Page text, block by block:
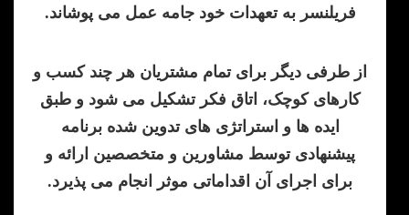
فریلنسر به تعهدات خود جامه عمل می پوشاند.
از طرفی دیگر برای تمام مشتریان هر چند کسب و
کارهای کوچک، اتاق فکر تشکیل می شود و طبق
ایده ها و استراتژی های تدوین شده برنامه
پیشنهادی توسط مشاورین و متخصصین ارائه و
برای اجرای آن اقداماتی موثر انجام می پذیرد.